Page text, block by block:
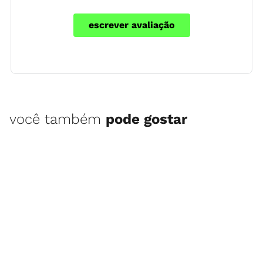
escrever avaliação
você também pode gostar